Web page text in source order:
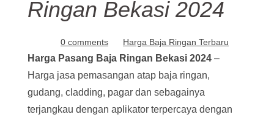
Ringan Bekasi 2024
0 comments Harga Baja Ringan Terbaru
Harga Pasang Baja Ringan Bekasi 2024 –
Harga jasa pemasangan atap baja ringan,
gudang, cladding, pagar dan sebagainya
terjangkau dengan aplikator terpercaya dengan